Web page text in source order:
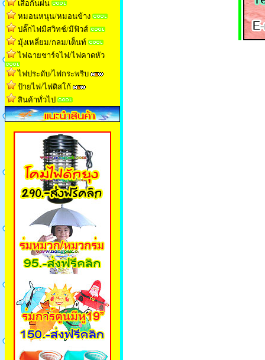
เสื้อกันฝน
หมอนหนุน/หมอนข้าง
ปลั๊กไฟมีสวิทช์/มีฟิวส์
มุ้งเหลี่ยม/กลม/เต็นท
ไฟฉายชาร์จไฟ/ไฟคาดหัว
ไฟประดับ/ไฟกระพริบ
ป้ายไฟ/ไฟดิสโก้
สินค้าทั่วไป